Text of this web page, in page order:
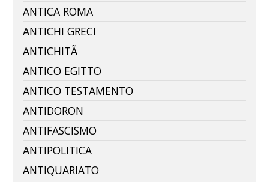
ANTICA ROMA
ANTICHI GRECI
ANTICHITÃ
ANTICO EGITTO
ANTICO TESTAMENTO
ANTIDORON
ANTIFASCISMO
ANTIPOLITICA
ANTIQUARIATO